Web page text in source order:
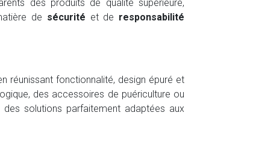
des produits de qualité supérieure,
de sécurité et de responsabilité
réunissant fonctionnalité, design épuré et
des accessoires de puériculture ou
solutions parfaitement adaptées aux